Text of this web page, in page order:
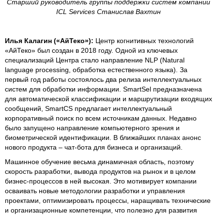
Старший руководитель группы поддержки систем компании
ICL Services Станислав Вахтин
Илья Калагин («АйТеко»): Центр когнитивных технологий
«АйТеко» был создан в 2018 году. Одной из ключевых
специализаций Центра стало направление NLP (Natural
language processing, обработка естественного языка). За
первый год работы состоялось два релиза интеллектуальных
систем для обработки информации. SmartSel предназначена
для автоматической классификации и маршрутизации входящих
сообщений, SmartCS предлагает интеллектуальный
корпоративный поиск по всем источникам данных. Недавно
было запущено направление компьютерного зрения и
биометрической идентификации. В ближайших планах анонс
нового продукта – чат-бота для бизнеса и организаций.
Машинное обучение весьма динамичная область, поэтому
скорость разработки, вывода продуктов на рынок и в целом
бизнес-процессов в ней высокая. Это мотивирует компании
осваивать новые методологии разработки и управления
проектами, оптимизировать процессы, наращивать технические
и организационные компетенции, что полезно для развития